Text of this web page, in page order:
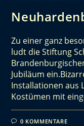
Zu einer ganz
ludt die Stiftung
Jubiläum
Installationen aus
Kostümen mit
0 KOMMENTARE